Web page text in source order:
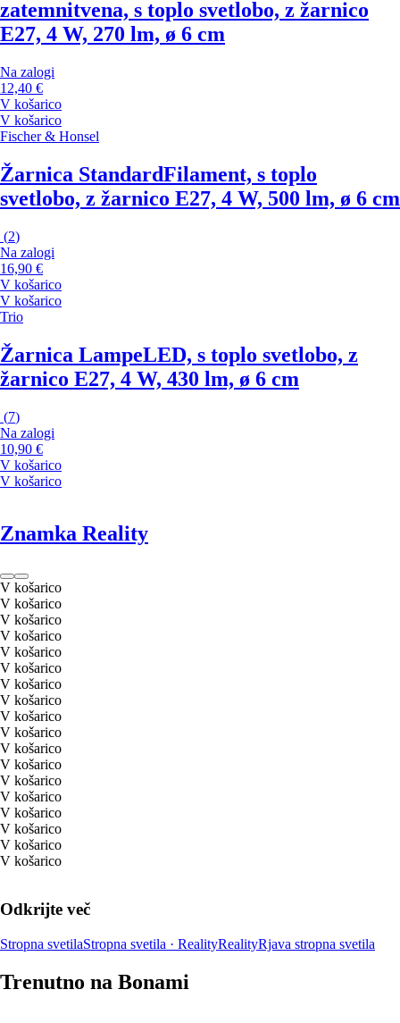
zatemnitvena, s toplo svetlobo, z žarnico
E27, 4 W, 270 lm, ø 6 cm
Na zalogi
12,40 €
V košarico
V košarico
Fischer & Honsel
Žarnica StandardFilament, s toplo
svetlobo, z žarnico E27, 4 W, 500 lm, ø 6 cm
(2)
Na zalogi
16,90 €
V košarico
V košarico
Trio
Žarnica LampeLED, s toplo svetlobo, z
žarnico E27, 4 W, 430 lm, ø 6 cm
(7)
Na zalogi
10,90 €
V košarico
V košarico
Znamka Reality
V košarico
V košarico
V košarico
V košarico
V košarico
V košarico
V košarico
V košarico
V košarico
V košarico
V košarico
V košarico
V košarico
V košarico
V košarico
V košarico
V košarico
V košarico
Odkrijte več
Stropna svetilaStropna svetila · RealityRealityRjava stropna svetila
Trenutno na Bonami